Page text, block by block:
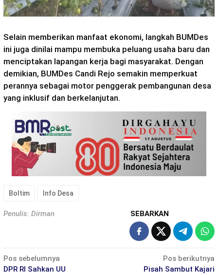
Selain memberikan manfaat ekonomi, langkah BUMDes
ini juga dinilai mampu membuka peluang usaha baru dan
menciptakan lapangan kerja bagi masyarakat. Dengan
demikian, BUMDes Candi Rejo semakin memperkuat
perannya sebagai motor penggerak pembangunan desa
yang inklusif dan berkelanjutan.
Boltim Info Desa
Penulis: Dirman SEBARKAN
Navigasi
Pos sebelumnya
DPR RI Sahkan UU
Pos berikutnya
Pisah Sambut Kajari